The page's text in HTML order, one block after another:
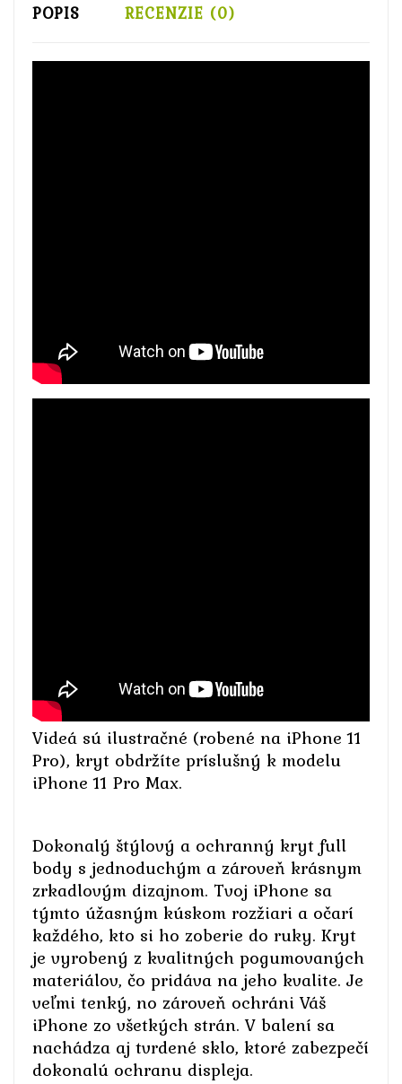
POPIS RECENZIE (0)
Videá sú ilustračné (robené na iPhone 11
Pro), kryt obdržíte príslušný k modelu
iPhone 11 Pro Max.
Dokonalý štýlový a ochranný kryt full
body s jednoduchým a zároveň krásnym
zrkadlovým dizajnom. Tvoj iPhone sa
týmto úžasným kúskom rozžiari a očarí
každého, kto si ho zoberie do ruky. Kryt
je vyrobený z kvalitných pogumovaných
materiálov, čo pridáva na jeho kvalite. Je
veľmi tenký, no zároveň ochráni Váš
iPhone zo všetkých strán. V balení sa
nachádza aj tvrdené sklo, ktoré zabezpečí
dokonalú ochranu displeja.